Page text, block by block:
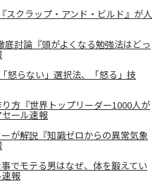
スクラップ・アンド・ビルド』が人
討論『頭がよくなる勉強法はどっ
怒らない」選択法、「怒る」技
方『世界トップリーダー1000人が
ール速報
が解説『知識ゼロからの異常気象
でモテる男はなぜ、体を鍛えてい
報